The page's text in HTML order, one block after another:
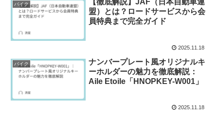
バイク
【徹底解説】JAF（日本自動車連
盟）とは？ロードサービスから会
員特典まで完全ガイド
2025.11.18
バイク
ナンバープレート風オリジナルキ
ーホルダーの魅力を徹底解説：
Aile Etoile「HNOPKEY-W001」
2025.11.18